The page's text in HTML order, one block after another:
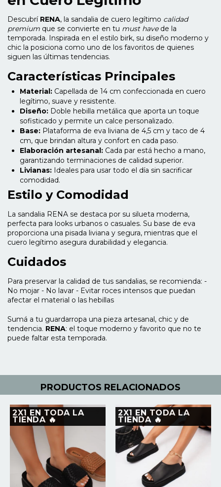
Descubrí RENA, la sandalia de cuero legítimo calidad
premium que se convierte en tu must havede la
temporada. Inspirada en el estilo birk, su diseño moderno y
chic la posiciona como uno de los favoritos de quienes
siguen las últimas tendencias.
Características Principales
Material: Capellada de 14 cm confeccionada en cuero
legítimo, suave y resistente.
Diseño: Doble hebilla metálica que aporta un toque
sofisticado y permite un calce personalizado.
Base: Plataforma de eva liviana de 4,5 cm y taco de 4
cm, que brindan altura y confort en cada paso.
Elaboración artesanal: Cada par está hecho a mano,
garantizando terminaciones de calidad superior.
Livianas: Ideales para usar todo el día sin sacrificar
comodidad.
Estilo y Comodidad
La sandalia RENA se destaca por su silueta moderna,
perfecta para looks urbanos o casuales. Su base de eva
proporciona una pisada liviana y segura, mientras que el
cuero legítimo asegura durabilidad y elegancia.
Cuidados
Para preservar la calidad de tus sandalias, se recomienda: -
No mojar - No lavar - Evitar roces intensos que puedan
afectar el material o las hebillas
Sumá a tu guardarropa una pieza artesanal, chic y de
tendencia. RENA: el toque moderno y favorito que no te
puede faltar esta temporada.
PRODUCTOS RELACIONADOS
2X1 EN TODA LA
TIENDA 🔥
2X1 EN TODA LA
TIENDA 🔥